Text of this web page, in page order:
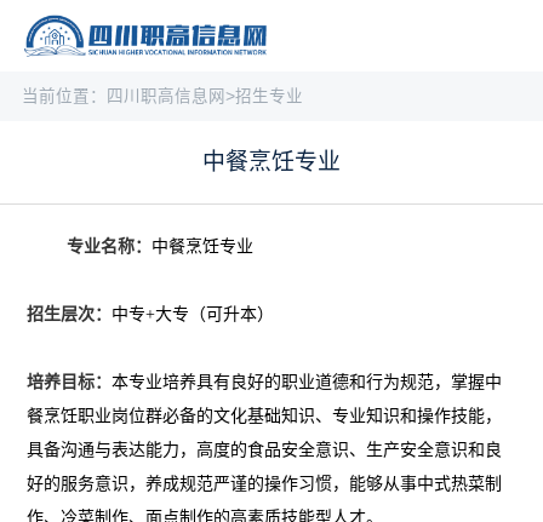
当前位置： 四川职高信息网 >招生专业
中餐烹饪专业
专业名称： 中餐烹饪专业
招生层次： 中专+大专（可升本）
培养目标：本专业培养具有良好的职业道德和行为规范，掌握中
餐烹饪职业岗位群必备的文化基础知识、专业知识和操作技能，
具备沟通与表达能力，高度的食品安全意识、生产安全意识和良
好的服务意识，养成规范严谨的操作习惯，能够从事中式热菜制
作、冷菜制作、面点制作的高素质技能型人才。